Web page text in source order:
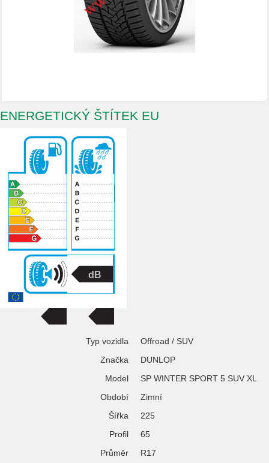
ENERGETICKÝ ŠTÍTEK EU
Typ vozidla
Offroad / SUV
Značka
DUNLOP
Model
SP WINTER SPORT 5 SUV XL
Období
Zimní
Šířka
225
Profil
65
Průměr
R17